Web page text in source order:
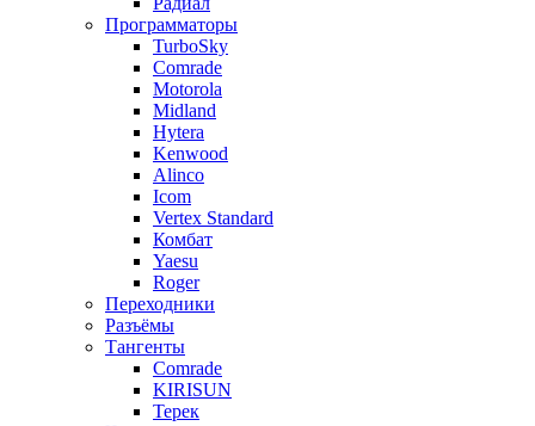
Программаторы
TurboSky
Comrade
Motorola
Midland
Hytera
Kenwood
Alinco
Icom
Vertex Standard
Комбат
Yaesu
Roger
Переходники
Разъёмы
Тангенты
Comrade
KIRISUN
Терек